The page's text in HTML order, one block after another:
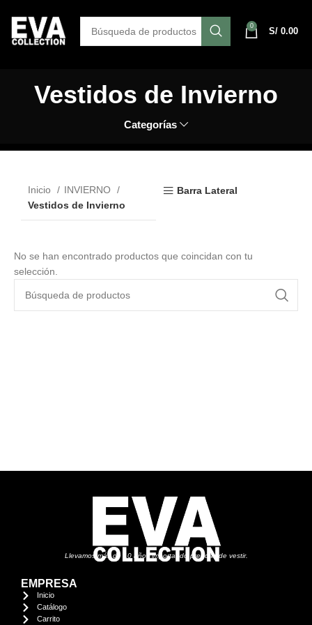
0
S/ 0.00
Vestidos de Invierno
Categorías
Inicio
INVIERNO
Vestidos de Invierno
Barra Lateral
No se han encontrado productos que coincidan con tu
selección.
Llevamos más de 10 años importando prendas de vestir.
EMPRESA
Inicio
Catálogo
Carrito